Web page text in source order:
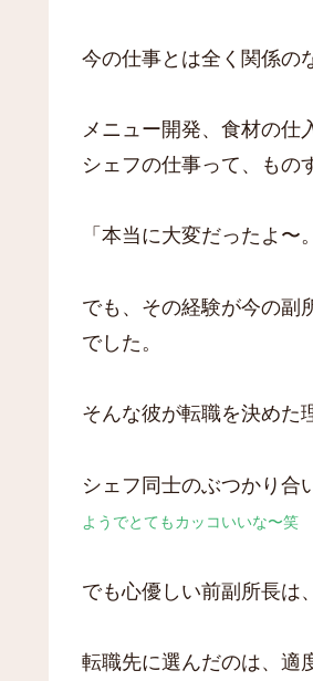
今の仕事とは全く関係の
メニュー開発、食材の
シェフの仕事って、もの
「本当に大変だったよ〜
でも、その経験が今の副
でした。
そんな彼が転職を決めた
シェフ同士のぶつかり
ようでとてもカッコいいな〜笑
でも心優しい前副所長は
転職先に選んだのは、適